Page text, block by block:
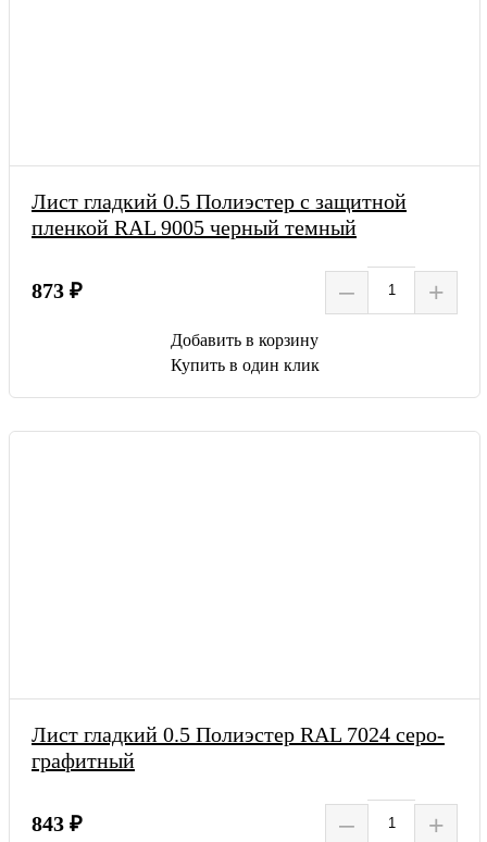
Лист гладкий 0.5 Полиэстер с защитной
пленкой RAL 9005 черный темный
873 ₽ – +
Добавить в корзину
Купить в один клик
Лист гладкий 0.5 Полиэстер RAL 7024 серо-
графитный
843 ₽ – +